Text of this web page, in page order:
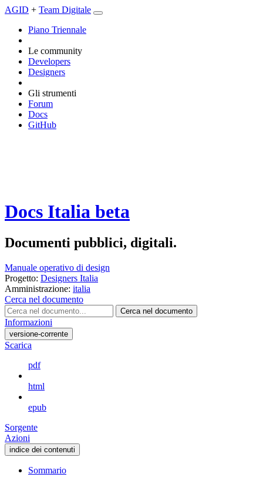
AGID + Team Digitale
Piano Triennale
Le community
Developers
Designers
Gli strumenti
Forum
Docs
GitHub
Docs Italia beta
Documenti pubblici, digitali.
Manuale operativo di design
Progetto: Designers Italia
Amministrazione: italia
Cerca nel documento
Cerca nel documento
Informazioni
versione-corrente
Scarica
pdf
html
epub
Sorgente
Azioni
indice dei contenuti
Sommario